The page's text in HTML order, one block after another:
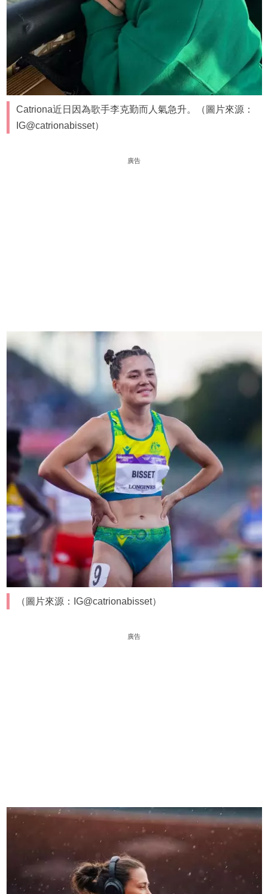
Catriona近日因為歌手李克勤而人氣急升。（圖片來源：
IG@catrionabisset）
廣告
（圖片來源：IG@catrionabisset）
廣告